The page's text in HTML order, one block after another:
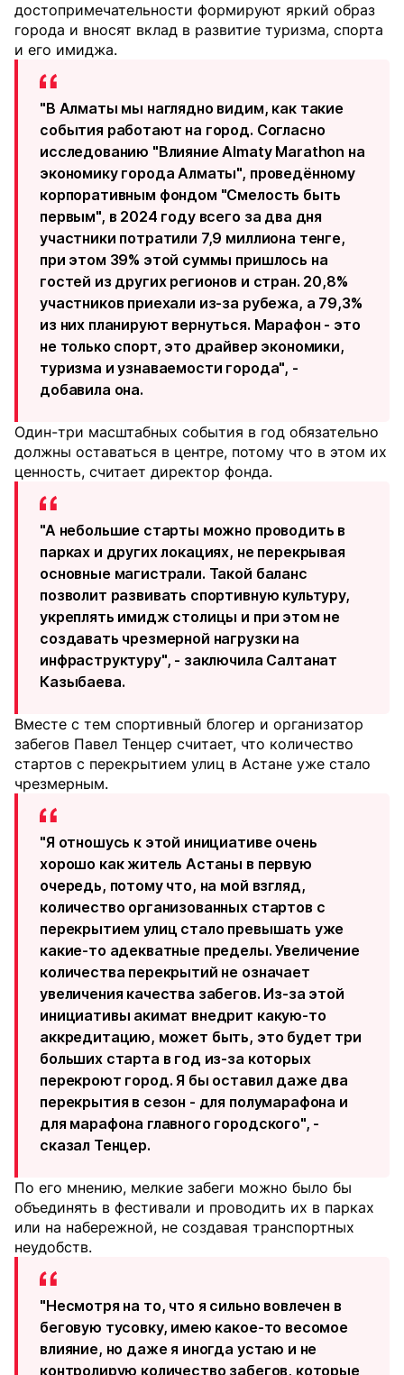
достопримечательности формируют яркий образ
города и вносят вклад в развитие туризма, спорта
и его имиджа.
"В Алматы мы наглядно видим, как такие
события работают на город. Согласно
исследованию "Влияние Almaty Marathon на
экономику города Алматы", проведённому
корпоративным фондом "Смелость быть
первым", в 2024 году всего за два дня
участники потратили 7,9 миллиона тенге,
при этом 39% этой суммы пришлось на
гостей из других регионов и стран. 20,8%
участников приехали из-за рубежа, а 79,3%
из них планируют вернуться. Марафон - это
не только спорт, это драйвер экономики,
туризма и узнаваемости города", -
добавила она.
Один-три масштабных события в год обязательно
должны оставаться в центре, потому что в этом их
ценность, считает директор фонда.
"А небольшие старты можно проводить в
парках и других локациях, не перекрывая
основные магистрали. Такой баланс
позволит развивать спортивную культуру,
укреплять имидж столицы и при этом не
создавать чрезмерной нагрузки на
инфраструктуру", - заключила Салтанат
Казыбаева.
Вместе с тем спортивный блогер и организатор
забегов Павел Тенцер считает, что количество
стартов с перекрытием улиц в Астане уже стало
чрезмерным.
"Я отношусь к этой инициативе очень
хорошо как житель Астаны в первую
очередь, потому что, на мой взгляд,
количество организованных стартов с
перекрытием улиц стало превышать уже
какие-то адекватные пределы. Увеличение
количества перекрытий не означает
увеличения качества забегов. Из-за этой
инициативы акимат внедрит какую-то
аккредитацию, может быть, это будет три
больших старта в год из-за которых
перекроют город. Я бы оставил даже два
перекрытия в сезон - для полумарафона и
для марафона главного городского", -
сказал Тенцер.
По его мнению, мелкие забеги можно было бы
объединять в фестивали и проводить их в парках
или на набережной, не создавая транспортных
неудобств.
"Несмотря на то, что я сильно вовлечен в
беговую тусовку, имею какое-то весомое
влияние, но даже я иногда устаю и не
контролирую количество забегов, которые